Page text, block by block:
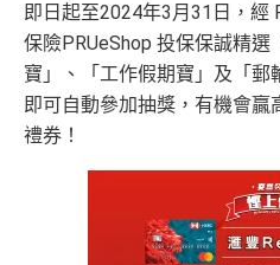
即日起至2024年3月31日，經
保險PRUeShop 投保保誠精
寶」、「工作假期寶」及「郵
即可自動參加抽獎，有機會贏
禮券！